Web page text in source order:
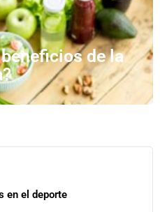
de la
en el deporte